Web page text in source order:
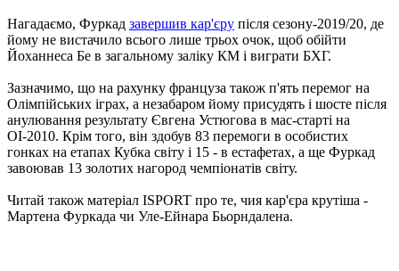
Нагадаємо, Фуркад завершив кар'єру після сезону-2019/20, де
йому не вистачило всього лише трьох очок, щоб обійти
Йоханнеса Бе в загальному заліку КМ і виграти БХГ.
Зазначимо, що на рахунку француза також п'ять перемог на
Олімпійських іграх, а незабаром йому присудять і шосте після
анулювання результату Євгена Устюгова в мас-старті на
ОІ-2010. Крім того, він здобув 83 перемоги в особистих
гонках на етапах Кубка світу і 15 - в естафетах, а ще Фуркад
завоював 13 золотих нагород чемпіонатів світу.
Читай також матеріал ISPORT про те, чия кар'єра крутіша -
Мартена Фуркада чи Уле-Ейнара Бьорндалена.